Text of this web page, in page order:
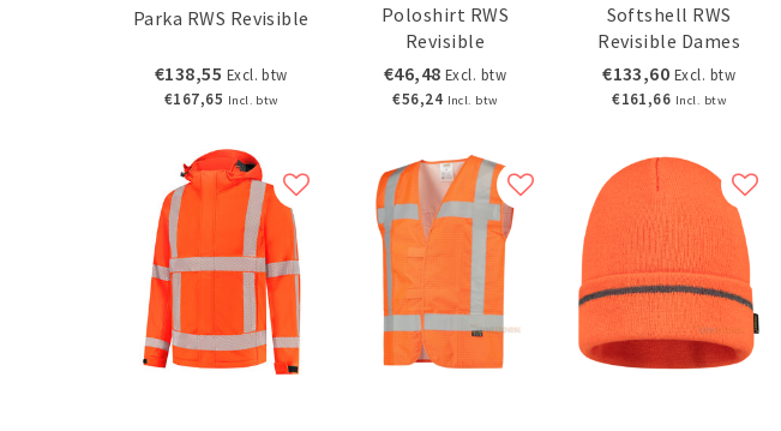
Parka RWS Revisible
€138,55 Excl. btw
€167,65 Incl. btw
Poloshirt RWS
Revisible
€46,48 Excl. btw
€56,24 Incl. btw
Softshell RWS
Revisible Dames
€133,60 Excl. btw
€161,66 Incl. btw